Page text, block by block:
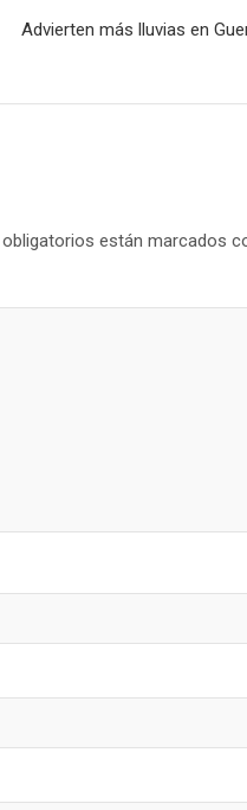
Advierten más lluvias en
están marcados